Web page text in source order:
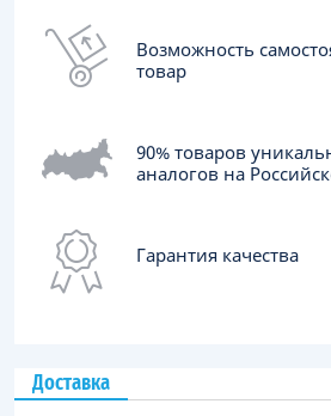
Возможность
товар
90% товаров
аналогов на
Гарантия качества
Доставка